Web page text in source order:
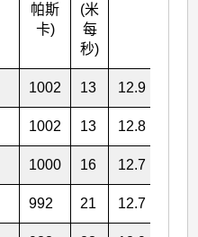
帕斯
卡)
(米
每
秒)
1002 13 12.9
1002 13 12.8
1000 16 12.7
992 21 12.7